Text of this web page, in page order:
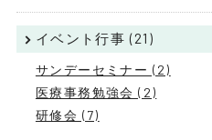
イベント行事 (21)
サンデーセミナー (2)
医療事務勉強会 (2)
研修会 (7)